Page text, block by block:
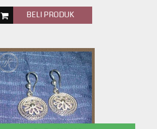
BELI PRODUK